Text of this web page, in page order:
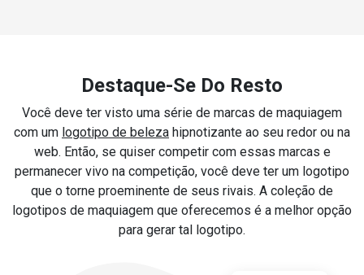
Destaque-Se Do Resto
Você deve ter visto uma série de marcas de maquiagem
com um logotipo de beleza hipnotizante ao seu redor ou na
web. Então, se quiser competir com essas marcas e
permanecer vivo na competição, você deve ter um logotipo
que o torne proeminente de seus rivais. A coleção de
logotipos de maquiagem que oferecemos é a melhor opção
para gerar tal logotipo.